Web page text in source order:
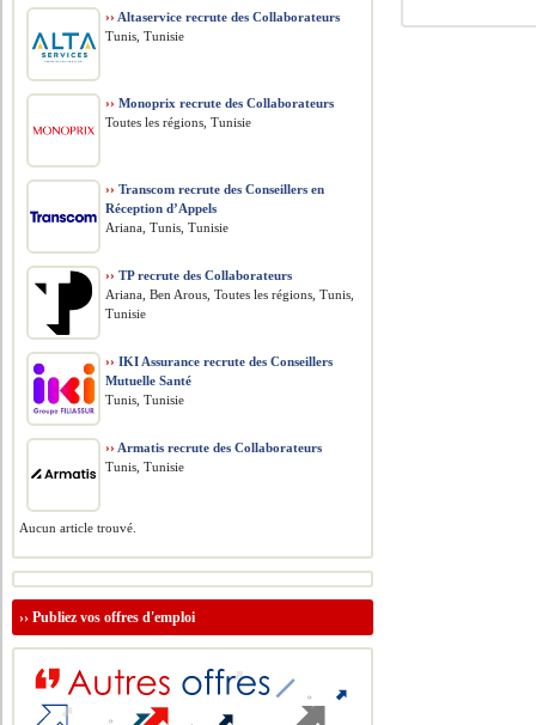
›› Altaservice recrute des Collaborateurs
Tunis, Tunisie
›› Monoprix recrute des Collaborateurs
Toutes les régions, Tunisie
›› Transcom recrute des Conseillers en
Réception d’Appels
Ariana, Tunis, Tunisie
›› TP recrute des Collaborateurs
Ariana, Ben Arous, Toutes les régions, Tunis,
Tunisie
›› IKI Assurance recrute des Conseillers
Mutuelle Santé
Tunis, Tunisie
›› Armatis recrute des Collaborateurs
Tunis, Tunisie
Aucun article trouvé.
››Publiez vos offres d'emploi